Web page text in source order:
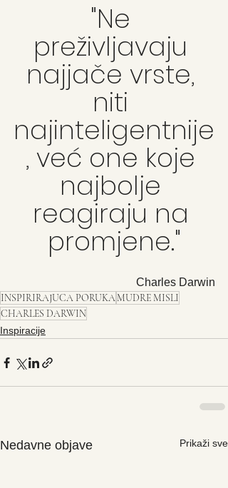
"Ne
preživljavaju
najjače vrste,
niti
najinteligentnije
, već one koje
najbolje
reagiraju na
promjene."
Charles Darwin
INSPIRIRAJUCA PORUKAMUDRE MISLI
CHARLES DARWIN
Inspiracije
Nedavne objave Prikaži sve